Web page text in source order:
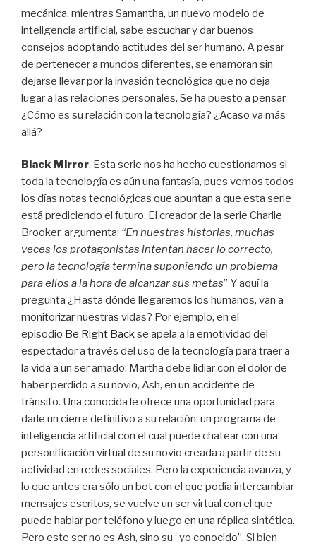
mecánica, mientras Samantha, un nuevo modelo de
inteligencia artificial, sabe escuchar y dar buenos
consejos adoptando actitudes del ser humano. A pesar
de pertenecer a mundos diferentes, se enamoran sin
dejarse llevar por la invasión tecnológica que no deja
lugar a las relaciones personales. Se ha puesto a pensar
¿Cómo es su relación con la tecnología? ¿Acaso va más
allá?
Black Mirror. Esta serie nos ha hecho cuestionarnos si
toda la tecnología es aún una fantasía, pues vemos todos
los días notas tecnológicas que apuntan a que esta serie
está prediciendo el futuro. El creador de la serie Charlie
Brooker, argumenta: “En nuestras historias, muchas
veces los protagonistas intentan hacer lo correcto,
pero la tecnología termina suponiendo un problema
para ellos a la hora de alcanzar sus metas” Y aquí la
pregunta ¿Hasta dónde llegaremos los humanos, van a
monitorizar nuestras vidas? Por ejemplo, en el
episodio Be Right Backse apela a la emotividad del
espectador a través del uso de la tecnología para traer a
la vida a un ser amado: Martha debe lidiar con el dolor de
haber perdido a su novio, Ash, en un accidente de
tránsito. Una conocida le ofrece una oportunidad para
darle un cierre definitivo a su relación: un programa de
inteligencia artificial con el cual puede chatear con una
personificación virtual de su novio creada a partir de su
actividad en redes sociales. Pero la experiencia avanza, y
lo que antes era sólo un bot con el que podía intercambiar
mensajes escritos, se vuelve un ser virtual con el que
puede hablar por teléfono y luego en una réplica sintética.
Pero este ser no es Ash, sino su “yo conocido”. Si bien